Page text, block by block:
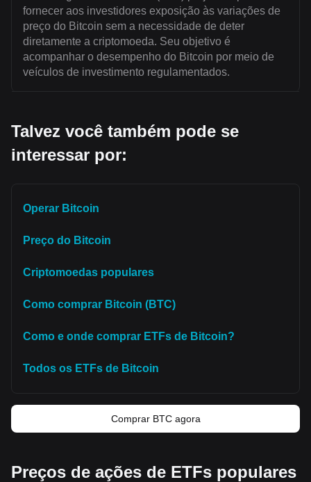
fornecer aos investidores exposição às variações de
preço do Bitcoin sem a necessidade de deter
diretamente a criptomoeda. Seu objetivo é
acompanhar o desempenho do Bitcoin por meio de
veículos de investimento regulamentados.
Talvez você também pode se
interessar por:
Operar Bitcoin
Preço do Bitcoin
Criptomoedas populares
Como comprar Bitcoin (BTC)
Como e onde comprar ETFs de Bitcoin?
Todos os ETFs de Bitcoin
Comprar BTC agora
Preços de ações de ETFs populares